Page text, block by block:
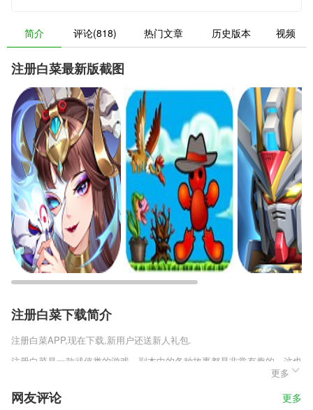
简介 评论(818) 热门文章 历史版本 视频
注册白菜最新版截图
注册白菜下载简介
注册白菜APP,现在下载,新用户还送新人礼包.
注册白菜是一款武侠类的游戏。副本中的各种故事都是非常有趣的，这也
让是一个游戏吸引人注意的地方。不同的故事中你会有遇到不同的角色，
每一个都是有背景故事去观赏的。福利在自己属于新手时期的时候只最棒
的，让你一次性就能快速升级。
更多
网友评论 更多